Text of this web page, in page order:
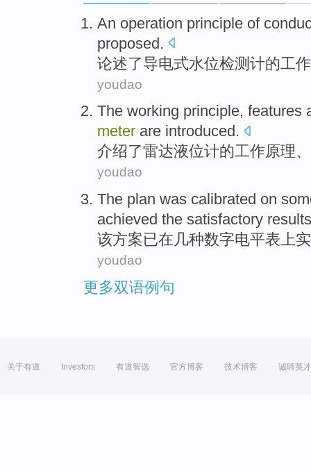
An operation principle of
proposed.
论述了导电式水位检测计的工作
youdao
The working principle, features
meter are introduced .
介绍了雷达液位计的工作原理、
youdao
The plan was calibrated on
achieved the satisfactory results
该方案已在几种数字电平表上
youdao
更多双语例句
关于有道 Investors 有道智选 官方博客 技术博客 诚聘英才